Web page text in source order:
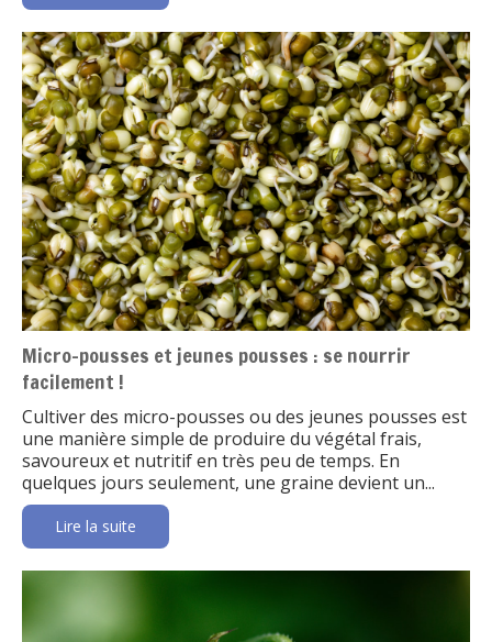
Micro-pousses et jeunes pousses : se nourrir
facilement !
Cultiver des micro-pousses ou des jeunes pousses est
une manière simple de produire du végétal frais,
savoureux et nutritif en très peu de temps. En
quelques jours seulement, une graine devient un...
Lire la suite